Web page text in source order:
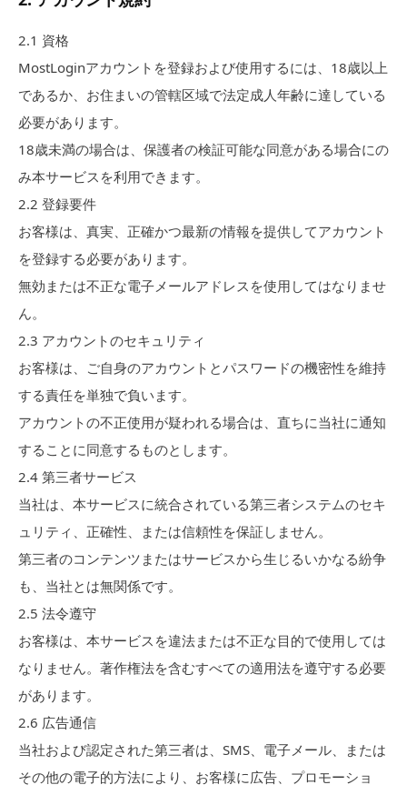
2.1 資格
MostLoginアカウントを登録および使用するには、18歳以上
であるか、お住まいの管轄区域で法定成人年齢に達している
必要があります。
18歳未満の場合は、保護者の検証可能な同意がある場合にの
み本サービスを利用できます。
2.2 登録要件
お客様は、真実、正確かつ最新の情報を提供してアカウント
を登録する必要があります。
無効または不正な電子メールアドレスを使用してはなりませ
ん。
2.3 アカウントのセキュリティ
お客様は、ご自身のアカウントとパスワードの機密性を維持
する責任を単独で負います。
アカウントの不正使用が疑われる場合は、直ちに当社に通知
することに同意するものとします。
2.4 第三者サービス
当社は、本サービスに統合されている第三者システムのセキ
ュリティ、正確性、または信頼性を保証しません。
第三者のコンテンツまたはサービスから生じるいかなる紛争
も、当社とは無関係です。
2.5 法令遵守
お客様は、本サービスを違法または不正な目的で使用しては
なりません。著作権法を含むすべての適用法を遵守する必要
があります。
2.6 広告通信
当社および認定された第三者は、SMS、電子メール、または
その他の電子的方法により、お客様に広告、プロモーショ